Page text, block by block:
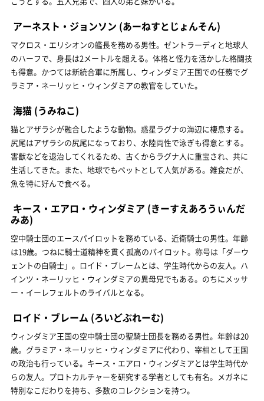
アーネスト・ジョンソン (あーねすとじょんそん)
マクロス・エリシオンの艦長を務める男性。ゼントラーディと地球人
のハーフで、身長は2メートルを超える。体格と怪力を活かした格闘技
も得意。かつては新統合軍に所属し、ウィンダミア王国での任務でグ
ラミア・ネーリッヒ・ウィンダミアの教官をしていた。
海猫 (うみねこ)
猫とアザラシが融合したような動物。惑星ラグナの海辺に棲息する。
尻尾はアザラシの尻尾になっており、水陸両性で泳ぎも得意とする。
害獣などを退治してくれるため、古くからラグナ人に重宝され、共に
生活してきた。また、地球でもペットとして人気がある。雑食だが、
魚を特に好んで食べる。
キース・エアロ・ウィンダミア (きーすえあろうぃんだ
みあ)
空中騎士団のエースパイロットを務めている、近衛騎士の男性。年齢
は19歳。つねに騎士道精神を貫く孤高のパイロット。称号は「ダーウ
ェントの白騎士」。ロイド・ブレームとは、学生時代からの友人。ハ
インツ・ネーリッヒ・ウィンダミアの異母兄でもある。のちにメッサ
ー・イーレフェルトのライバルとなる。
ロイド・ブレーム (ろいどぶれーむ)
ウィンダミア王国の空中騎士団の聖騎士団長を務める男性。年齢は20
歳。グラミア・ネーリッヒ・ウィンダミアに代わり、宰相として王国
の政治も行っている。キース・エアロ・ウィンダミアとは学生時代か
らの友人。プロトカルチャーを研究する学者としても有名。メガネに
特別なこだわりを持ち、多数のコレクションを持つ。